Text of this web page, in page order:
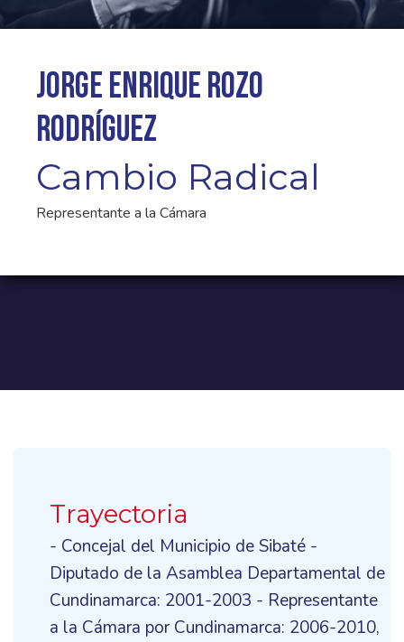
Jorge Enrique Rozo
Rodríguez
Cambio Radical
Representante a la Cámara
Trayectoria
- Concejal del Municipio de Sibaté -
Diputado de la Asamblea Departamental de
Cundinamarca: 2001-2003 - Representante
a la Cámara por Cundinamarca: 2006-2010,